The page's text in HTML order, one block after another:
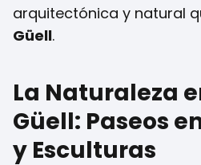
arquitectónica y natural
Güell.
La Naturaleza
Güell: Paseos
y Esculturas